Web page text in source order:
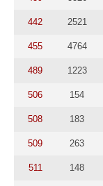
442 2521
455 4764
489 1223
506 154
508 183
509 263
511 148